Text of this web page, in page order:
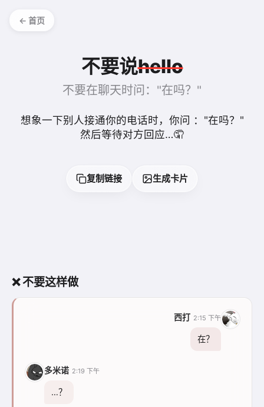
← 首页
不要说hello
不要在聊天时问："在吗？"
想象一下别人接通你的电话时，你问 ："在吗？"
然后等待对方回应…🤦
复制链接 生成卡片
❌ 不要这样做
西打 2:15 下午
在？
多米诺 2:19 下午
…？